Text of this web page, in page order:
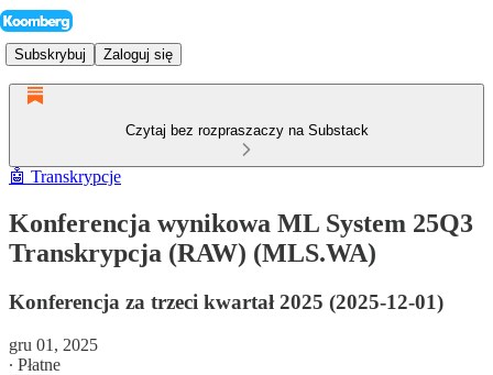
Subskrybuj Zaloguj się
Czytaj bez rozpraszaczy na Substack
🤖 Transkrypcje
Konferencja wynikowa ML System 25Q3
Transkrypcja (RAW) (MLS.WA)
Konferencja za trzeci kwartał 2025 (2025-12-01)
gru 01, 2025
∙ Płatne